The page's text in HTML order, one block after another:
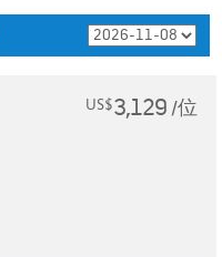
US$3,129 /位